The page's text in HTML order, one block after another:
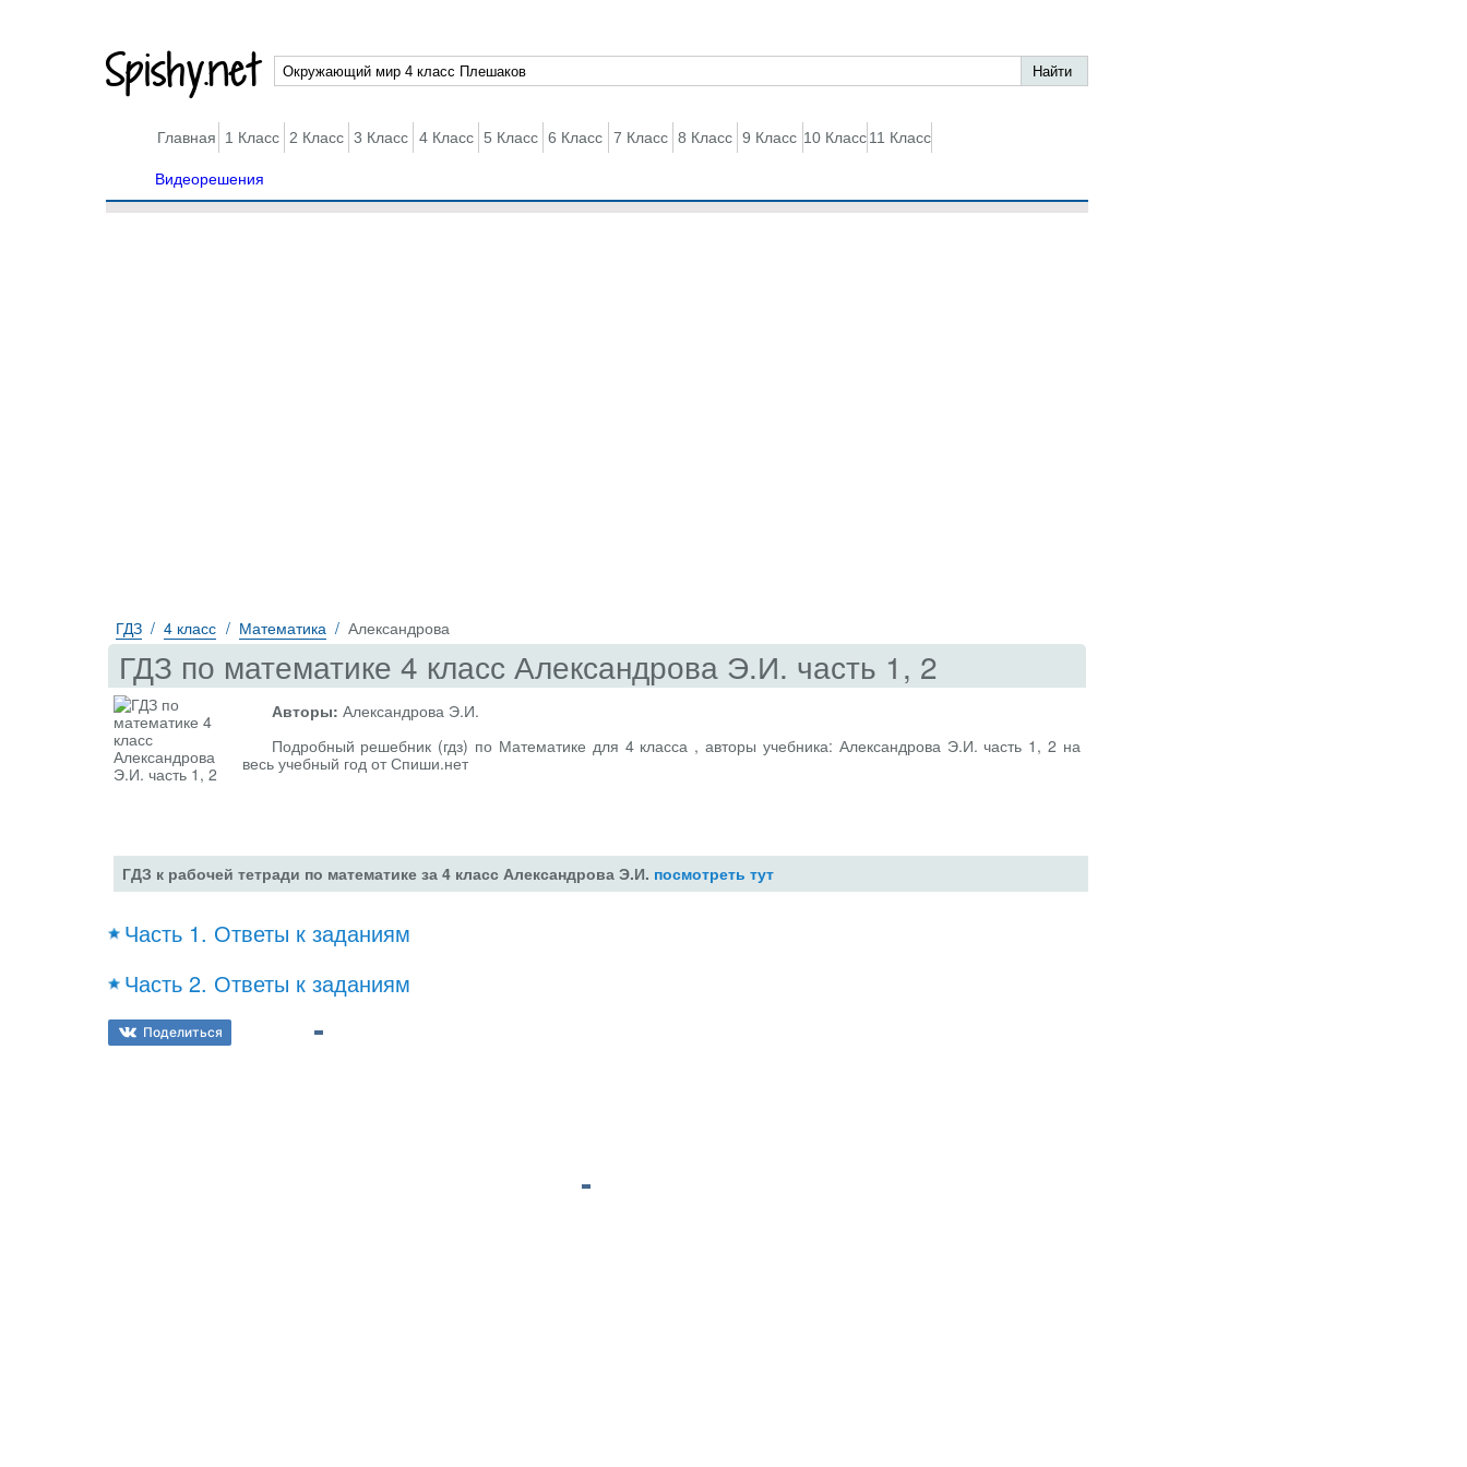
Spishy.net
Главная 1 Класс 2 Класс 3 Класс 4 Класс 5 Класс 6 Класс 7 Класс 8 Класс 9 Класс 10 Класс 11 Класс
Видеорешения
ГДЗ 4 класс Математика Александрова
ГДЗ по математике 4 класс Александрова Э.И. часть 1, 2
Авторы: Александрова Э.И.
Подробный решебник (гдз) по Математике для 4 класса , авторы учебника: Александрова Э.И. часть 1, 2 на
весь учебный год от Спиши.нет
ГДЗ к рабочей тетради по математике за 4 класс Александрова Э.И. посмотреть тут
Часть 1. Ответы к заданиям
Часть 2. Ответы к заданиям
Поделиться